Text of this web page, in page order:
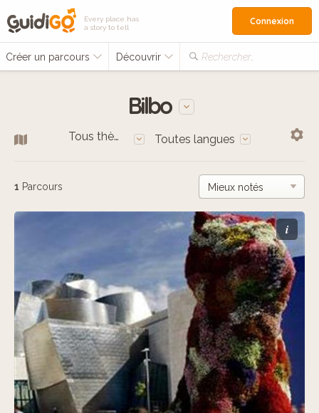
Every place has
a story to tell
Créer un parcours Découvrir Rechercher…
Connexion
Bilbo
Tous thèmes Toutes langues
1 Parcours
i